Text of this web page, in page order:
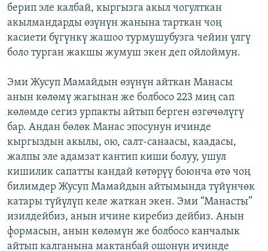
берип эле калбай, кыргызга акыл чогулткан
акылмандарды өзүнүн жанына тарткан чоң
касиети бүгүнкү жашоо турмушубузга чейин үлгү
боло турган жакшы жумуш экен деп ойлоймун.
Эми Жусуп Мамайдын өзүнүн айткан Манасы
анын көлөмү жагынан же болбосо 223 миң сап
көлөмдө сегиз урпакты айтып берген өзгөчөлүгү
бар. Андан бөлөк Манас эпосунун ичинде
кыргыздын акылы, ою, салт-санаасы, каадасы,
жалпы эле адамзат кантип киши болуу, ушул
кишилик сапатты кандай көтөрүү боюнча өтө чоң
билимдер Жусуп Мамайдын айтымында түйүнчөк
катары түйүлүп келе жаткан экен. Эми “Манасты”
изилдейбиз, анын ичине киребиз дейбиз. Анын
формасын, анын көлөмүн же болбосо канчалык
айтып калганына мактанбай ошонун ичинде